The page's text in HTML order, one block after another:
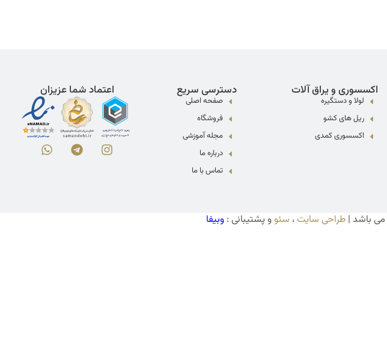
اکسسوری و یراق آلات
لولا و دستگیره
ریل های کشو
اکسسوری کمدی
دسترسی سریع
صفحه اصلی
فروشگاه
مجله آموزشی
درباره ما
تماس با ما
اعتماد شما عزیزان
می باشد | طراحی سایت ، سئوو پشتیبانی : وبیفا